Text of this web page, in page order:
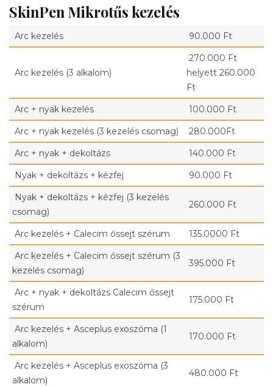
SkinPen Mikrotűs kezelés
Arc kezelés 90.000 Ft
Arc kezelés (3 alkalom)
270.000 Ft
helyett 260.000
Ft
Arc + nyak kezelés
100.000 Ft
Arc + nyak kezelés (3 kezelés csomag)
280.000Ft
Arc + nyak + dekoltázs
140.000 Ft
Nyak + dekoltázs + kézfej
90.000 Ft
Nyak + dekoltázs + kézfej (3 kezelés
csomag)
260.000 Ft
Arc kezelés + Calecim őssejt szérum
135.0000 Ft
Arc kezelés + Calecim őssejt szérum (3
kezelés csomag)
395.000 Ft
Arc + nyak + dekoltázs Calecim őssejt
szérum
175.000 Ft
Arc kezelés + Asceplus exoszóma (1
alkalom)
170.000 Ft
Arc kezelés + Asceplus exoszóma (3
alkalom)
480.000 Ft